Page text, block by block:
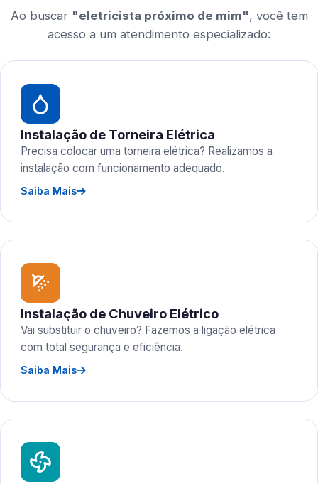
Ao buscar "eletricista próximo de mim", você tem
acesso a um atendimento especializado:
Instalação de Torneira Elétrica
Precisa colocar uma torneira elétrica? Realizamos a
instalação com funcionamento adequado.
Saiba Mais
Instalação de Chuveiro Elétrico
Vai substituir o chuveiro? Fazemos a ligação elétrica
com total segurança e eficiência.
Saiba Mais